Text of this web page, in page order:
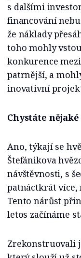
s dalšími
financování
že náklady
toho mohly
konkurence
patrnější, a
inovativní
Chystáte
Ano, týkají se
Štefánikova
návštěvnosti, s
patnáctkrát více,
Tento nárůst
letos začínáme
Zrekonstruovali